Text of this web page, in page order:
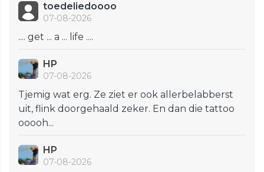
toedeliedoooo
07-08-2026
.... get ... a ... life ....
HP
07-08-2026
Tjemig wat erg. Ze ziet er ook allerbelabberst
uit, flink doorgehaald zeker. En dan die tattoo
ooooh...
HP
07-08-2026